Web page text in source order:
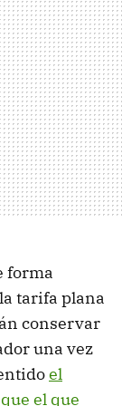
forma
tarifa plana
conservar
una vez
el
el que